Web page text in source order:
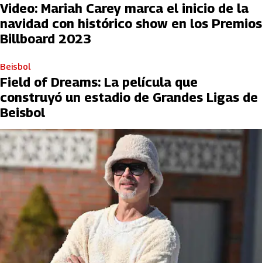
Video: Mariah Carey marca el inicio de la
navidad con histórico show en los Premios
Billboard 2023
Beisbol
Field of Dreams: La película que
construyó un estadio de Grandes Ligas de
Beisbol